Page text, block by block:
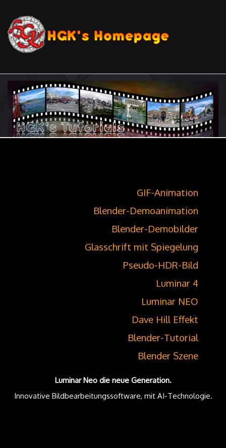
GIF-Animation
Blender-Demoanimation
Blender-Demobilder
Glasschrift mit Spiegelung
Pseudo-HDR-Bild
Luminar 4
Luminar NEO
Dave Hill Effekt
Blender-Tutorial
Blender Szene
Luminar Neo die neue Generation.
Innovative Bildbearbeitungssoftware, mit AI-Technologie.